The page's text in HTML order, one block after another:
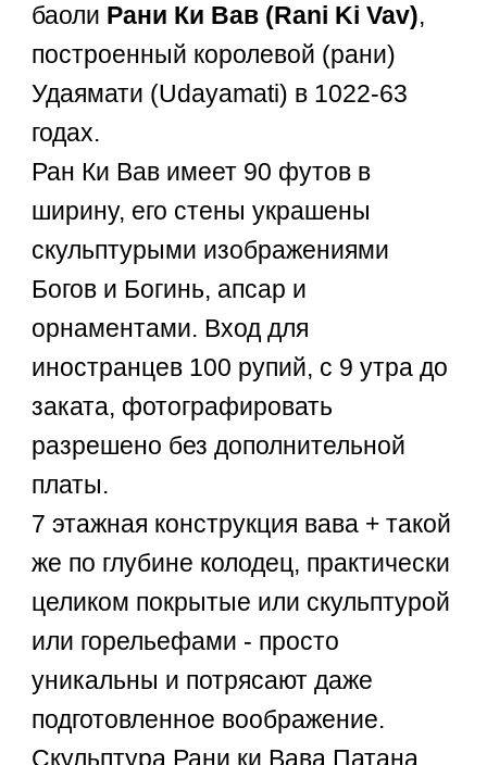
баоли Рани Ки Вав (Rani Ki Vav),
построенный королевой (рани)
Удаямати (Udayamati) в 1022-63
годах.
Ран Ки Вав имеет 90 футов в
ширину, его стены украшены
скульптурыми изображениями
Богов и Богинь, апсар и
орнаментами. Вход для
иностранцев 100 рупий, с 9 утра до
заката, фотографировать
разрешено без дополнительной
платы.
7 этажная конструкция вава + такой
же по глубине колодец, практически
целиком покрытые или скульптурой
или горельефами - просто
уникальны и потрясают даже
подготовленное воображение.
Скульптура Рани ки Вава Патана